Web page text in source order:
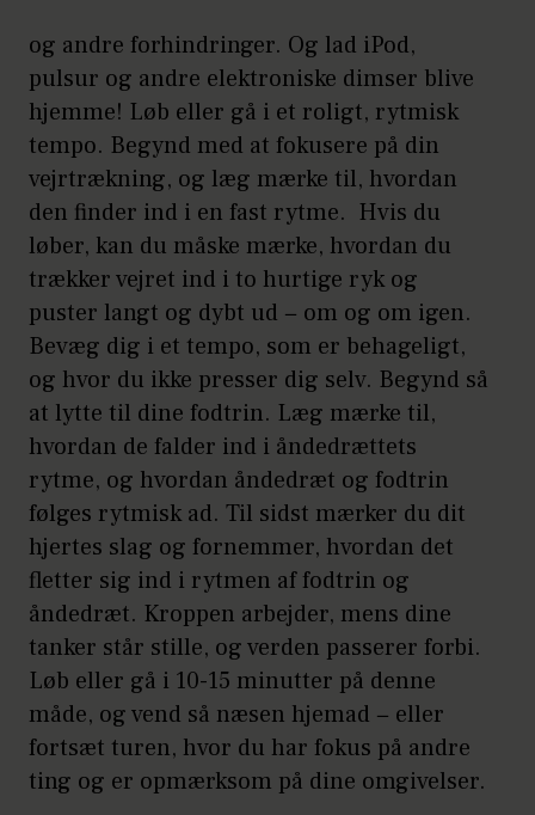
og andre forhindringer. Og lad iPod,
pulsur og andre elektroniske dimser blive
hjemme! Løb eller gå i et roligt, rytmisk
tempo. Begynd med at fokusere på din
vejrtrækning, og læg mærke til, hvordan
den finder ind i en fast rytme. Hvis du
løber, kan du måske mærke, hvordan du
trækker vejret ind i to hurtige ryk og
puster langt og dybt ud − om og om igen.
Bevæg dig i et tempo, som er behageligt,
og hvor du ikke presser dig selv. Begynd så
at lytte til dine fodtrin. Læg mærke til,
hvordan de falder ind i åndedrættets
rytme, og hvordan åndedræt og fodtrin
følges rytmisk ad. Til sidst mærker du dit
hjertes slag og fornemmer, hvordan det
fletter sig ind i rytmen af fodtrin og
åndedræt. Kroppen arbejder, mens dine
tanker står stille, og verden passerer forbi.
Løb eller gå i 10-15 minutter på denne
måde, og vend så næsen hjemad − eller
fortsæt turen, hvor du har fokus på andre
ting og er opmærksom på dine omgivelser.